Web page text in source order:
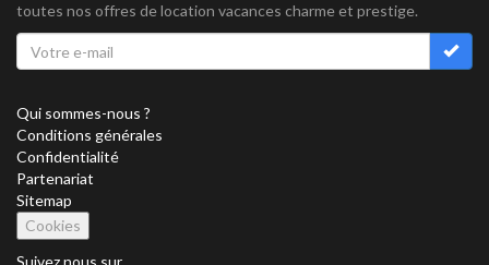
toutes nos offres de location vacances charme et prestige.
Qui sommes-nous ?
Conditions générales
Confidentialité
Partenariat
Sitemap
Cookies
Suivez nous sur